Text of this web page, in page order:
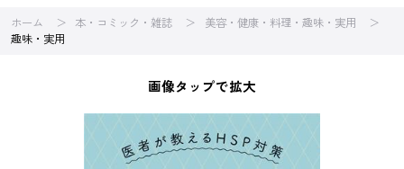
ホーム 本・コミック・雑誌
美容・健康・料理・趣味・実用
趣味・実用
画像タップで拡大